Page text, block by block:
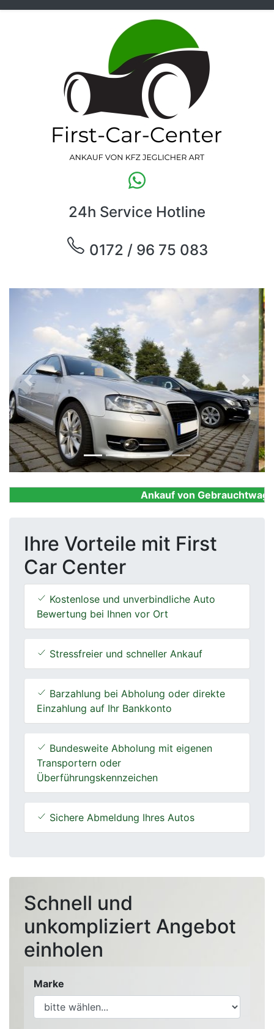
24h Service Hotline
0172 / 96 75 083
Previous Next
Ankauf von
Ihre Vorteile mit First
Car Center
Kostenlose und unverbindliche Auto
Bewertung bei Ihnen vor Ort
Stressfreier und schneller Ankauf
Barzahlung bei Abholung oder direkte
Einzahlung auf Ihr Bankkonto
Bundesweite Abholung mit eigenen
Transportern oder
Überführungskennzeichen
Sichere Abmeldung Ihres Autos
Schnell und
unkompliziert Angebot
einholen
Marke